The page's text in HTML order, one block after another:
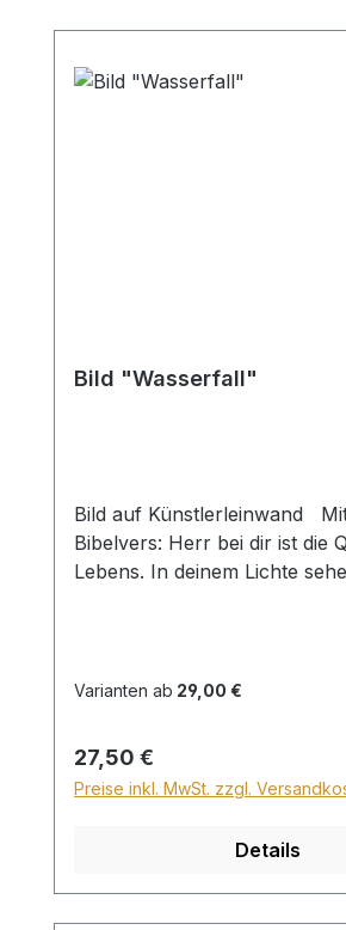
Bild "Wasserfall"
Bild auf Künstlerleinwand Mit dem
Bibelvers: Herr bei dir ist die
Lebens. In deinem Lichte
innerhalb Deutschlands ein
Für den Versand ins Ausland
Sperrgutzuschlag 30€.
Varianten ab 29,00 €
Regulärer Preis:
27,50 €
Preise inkl. MwSt. zzgl.
Details